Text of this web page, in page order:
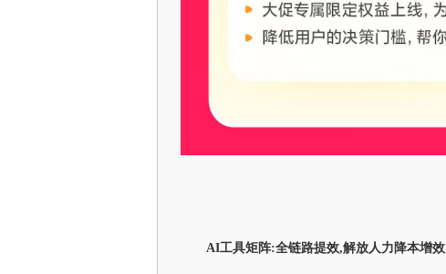
AI工具矩阵:全链路提效,解放人力降本增效